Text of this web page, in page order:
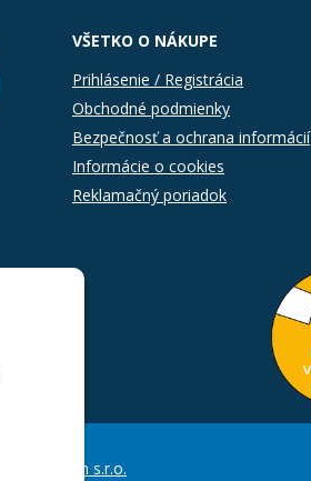
VŠETKO O NÁKUPE
Prihlásenie / Registrácia
Obchodné podmienky
Bezpečnosť a ochrana informácií
Informácie o cookies
Reklamačný poriadok
NextCom s.r.o.